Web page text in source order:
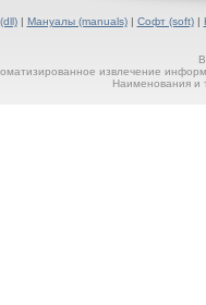
| Мануалы (manuals)| Софт (soft)|
извлечение
Наименования и